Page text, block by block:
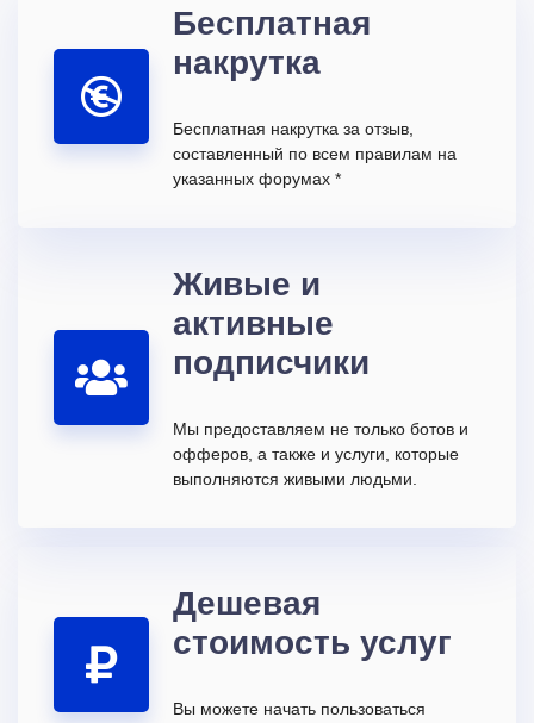
Бесплатная
накрутка
Бесплатная накрутка за отзыв,
составленный по всем правилам на
указанных форумах *
Живые и
активные
подписчики
Мы предоставляем не только ботов и
офферов, а также и услуги, которые
выполняются живыми людьми.
Дешевая
стоимость услуг
Вы можете начать пользоваться